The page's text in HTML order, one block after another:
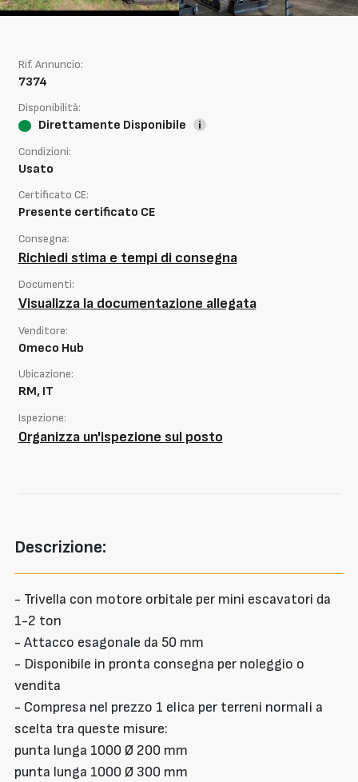
Descrizione:
- Trivella con motore orbitale per mini escavatori da
1-2 ton
- Attacco esagonale da 50 mm
- Disponibile in pronta consegna per noleggio o
vendita
- Compresa nel prezzo 1 elica per terreni normali a
scelta tra queste misure:
punta lunga 1000 Ø 200 mm
punta lunga 1000 Ø 300 mm
Rif. Annuncio:
7374
Disponibilità:
Direttamente Disponibile
Condizioni:
Usato
Certificato CE:
Presente certificato CE
Consegna:
Richiedi stima e tempi di consegna
Documenti:
Visualizza la documentazione allegata
Venditore:
Omeco Hub
Ubicazione:
RM, IT
Ispezione:
Organizza un'ispezione sul posto